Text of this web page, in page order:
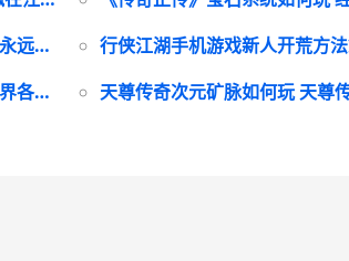
永远的蔚蓝星球周年庆宠物选择主推策略 永远的蔚蓝星球兑换码
疯狂水世界各赛季海兽主推策略 疯狂水世界各赛季英雄一览表最新
天尊传奇次元矿脉如何玩 天尊